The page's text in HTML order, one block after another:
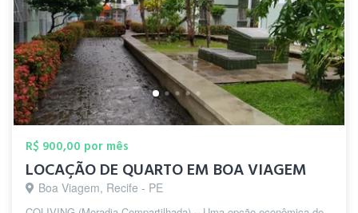
R$ 900,00 por mês
LOCAÇÃO DE QUARTO EM BOA VIAGEM
Boa Viagem, Recife - PE